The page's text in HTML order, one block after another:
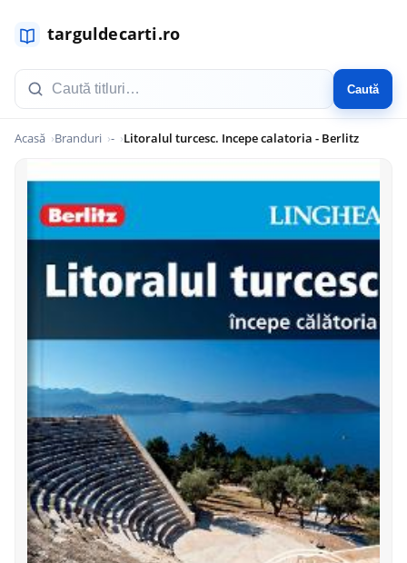
Caută
Acasă Branduri - Litoralul turcesc. Incepe calatoria - Berlitz